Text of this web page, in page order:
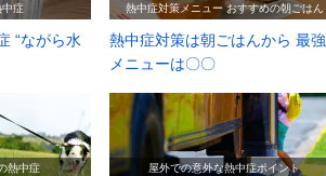
“ながら水
中症
熱中症対策は朝ごはんから 最強
メニューは〇〇
熱中症対策メニュー おすすめの朝ごはん
熱中症 屋外での意外な熱中症ポイント